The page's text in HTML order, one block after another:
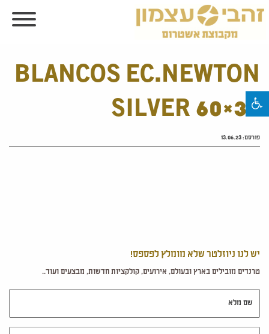
BLANCOS EC.NEWTON
SILVER 60×30
פורסם:13.06.23
יש לנו ניוזלטר שלא מומלץ לפספס!
טרנדים מובילים בארץ ובעולם, אירועים, קולקציות חדשות, מבצעים ועוד..